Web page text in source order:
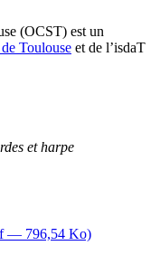
(OCST) est un
Toulouse et de l’isdaT
et harpe
— 796,54 Ko)